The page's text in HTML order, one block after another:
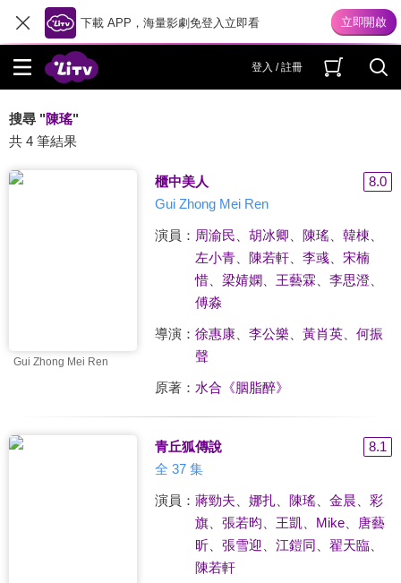
下載 APP，海量影劇免登入立即看
登入 / 註冊
搜尋 "陳瑤"
共 4 筆結果
Gui Zhong Mei Ren
櫃中美人
8.0
Gui Zhong Mei Ren
演員： 周渝民 胡冰卿 陳瑤、 韓棟
左小青、 陳若軒、 李彧
宋楠
惜、 梁婧嫻、 王藝霖 李思澄、
傅淼
導演： 徐惠康、 李公樂 黃肖英、 何振
聲
原著： 水合《胭脂醉》
青丘狐傳說
8.1
全 37 集
演員： 蔣勁夫 娜扎 陳瑤、 金晨
彩
旗、 張若昀 王凱 Mike、
唐藝
昕、 張雪迎 江鎧同 翟天臨、
陳若軒